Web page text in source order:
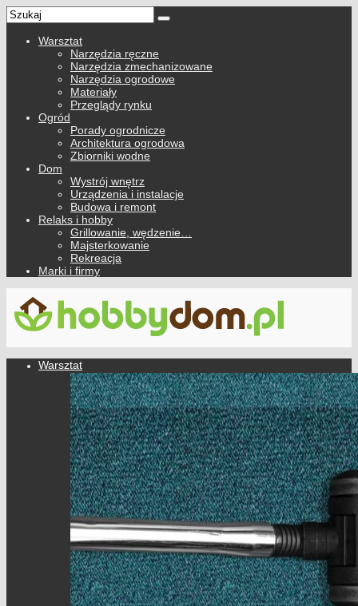
Warsztat
Narzędzia ręczne
Narzędzia zmechanizowane
Narzędzia ogrodowe
Materiały
Przeglądy rynku
Ogród
Porady ogrodnicze
Architektura ogrodowa
Zbiorniki wodne
Dom
Wystrój wnętrz
Urządzenia i instalacje
Budowa i remont
Relaks i hobby
Grillowanie, wędzenie…
Majsterkowanie
Rekreacja
Marki i firmy
Warsztat